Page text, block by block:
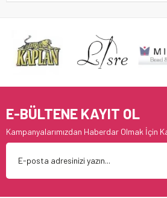
E-BÜLTENE KAYIT OL
Kampanyalarımızdan Haberdar Olmak İçin